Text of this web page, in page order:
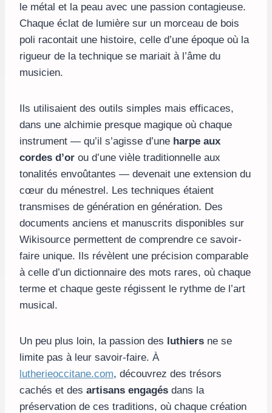
le métal et la peau avec une passion contagieuse.
Chaque éclat de lumière sur un morceau de bois
poli racontait une histoire, celle d’une époque où la
rigueur de la technique se mariait à l’âme du
musicien.
Ils utilisaient des outils simples mais efficaces,
dans une alchimie presque magique où chaque
instrument — qu’il s’agisse d’une harpe aux
cordes d’or ou d’une vièle traditionnelle aux
tonalités envoûtantes — devenait une extension du
cœur du ménestrel. Les techniques étaient
transmises de génération en génération. Des
documents anciens et manuscrits disponibles sur
Wikisource permettent de comprendre ce savoir-
faire unique. Ils révèlent une précision comparable
à celle d’un dictionnaire des mots rares, où chaque
terme et chaque geste régissent le rythme de l’art
musical.
Un peu plus loin, la passion des luthiers ne se
limite pas à leur savoir-faire. À
lutherieoccitane.com, découvrez des trésors
cachés et des artisans engagés dans la
préservation de ces traditions, où chaque création